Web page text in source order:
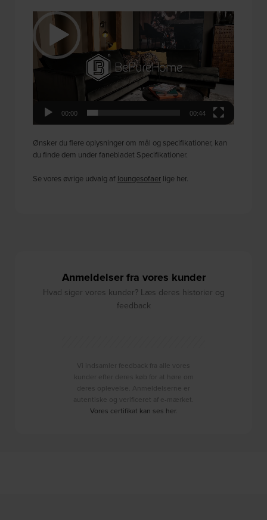
Videoafspiller
00:00 00:44
Ønsker du flere oplysninger om mål og specifikationer, kan
du finde dem under fanebladet Specifikationer.
Se vores øvrige udvalg af loungesofaer lige her.
Anmeldelser fra vores kunder
Hvad siger vores kunder? Læs deres historier og
feedback
Vi indsamler feedback fra alle vores
kunder efter deres køb for at høre om
deres oplevelse. Anmeldelserne er
autentiske og verificeret af e-mærket.
Vores certifikat kan ses her.